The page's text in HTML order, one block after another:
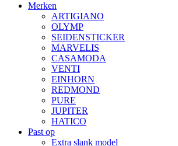
Merken
ARTIGIANO
OLYMP
SEIDENSTICKER
MARVELIS
CASAMODA
VENTI
EINHORN
REDMOND
PURE
JUPITER
HATICO
Past op
Extra slank model